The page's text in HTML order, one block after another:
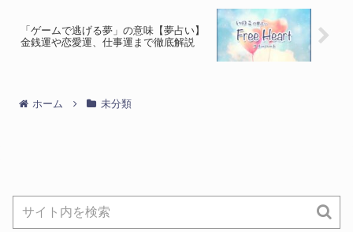
「ゲームで逃げる夢」の意味【夢占い】
金銭運や恋愛運、仕事運まで徹底解説
ホーム 未分類